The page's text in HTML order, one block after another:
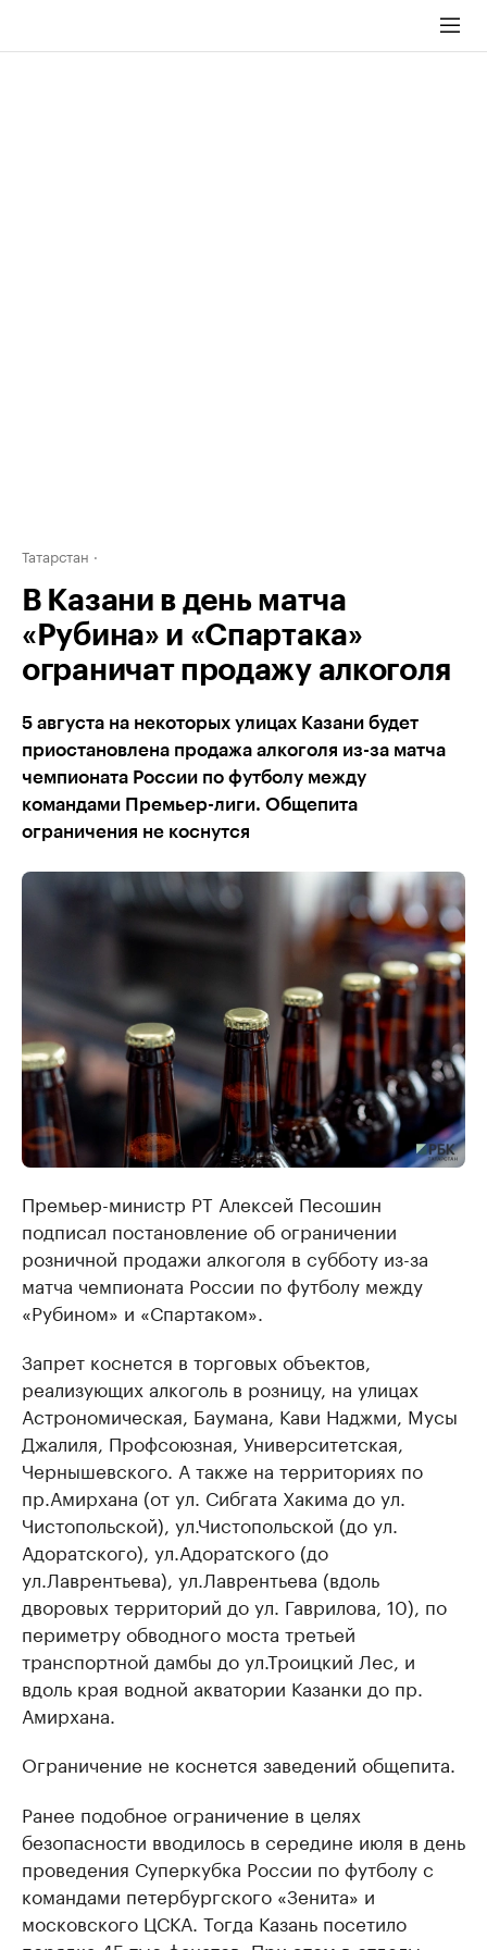
Татарстан
В Казани в день матча
«Рубина» и «Спартака»
ограничат продажу алкоголя
5 августа на некоторых улицах Казани будет
приостановлена продажа алкоголя из-за матча
чемпионата России по футболу между
командами Премьер-лиги. Общепита
ограничения не коснутся
Премьер-министр РТ Алексей Песошин
подписал постановление об ограничении
розничной продажи алкоголя в субботу из-за
матча чемпионата России по футболу между
«Рубином» и «Спартаком».
Запрет коснется в торговых объектов,
реализующих алкоголь в розницу, на улицах
Астрономическая, Баумана, Кави Наджми, Мусы
Джалиля, Профсоюзная, Университетская,
Чернышевского. А также на территориях по
пр.Амирхана (от ул. Сибгата Хакима до ул.
Чистопольской), ул.Чистопольской (до ул.
Адоратского), ул.Адоратского (до
ул.Лаврентьева), ул.Лаврентьева (вдоль
дворовых территорий до ул. Гаврилова, 10), по
периметру обводного моста третьей
транспортной дамбы до ул.Троицкий Лес, и
вдоль края водной акватории Казанки до пр.
Амирхана.
Ограничение не коснется заведений общепита.
Ранее подобное ограничение в целях
безопасности вводилось в середине июля в день
проведения Суперкубка России по футболу с
командами петербургского «Зенита» и
московского ЦСКА. Тогда Казань посетило